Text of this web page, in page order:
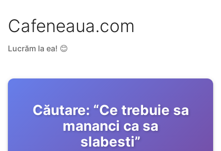
Cafeneaua.com
Lucrăm la ea! 😊
Căutare: “Ce trebuie sa
mananci ca sa
slabesti”